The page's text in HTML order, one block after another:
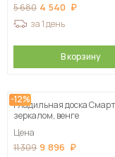
5 680 4 540
за 1 день
В корзину
-12%
Гладильная доска
зеркалом, венге
Цена
11 309 9 896